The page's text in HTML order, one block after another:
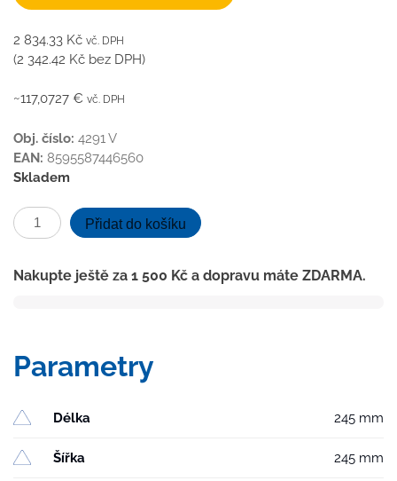
2 834.33 Kč vč. DPH
(2 342.42 Kč bez DPH)
~117,0727 € vč. DPH
Obj. číslo: 4291 V
EAN: 8595587446560
Skladem
Kanalizační
vpusť
D110-
límec,
mřížka
SPACE
množství
Přidat do košíku
Nakupte ještě za 1 500 Kč a dopravu máte ZDARMA.
Parametry
Délka 245 mm
Šířka 245 mm